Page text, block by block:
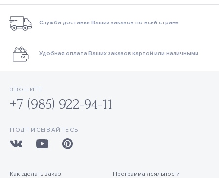
Служба доставки Ваших заказов по всей стране
Удобная оплата Ваших заказов картой или наличными
ЗВОНИТЕ
+7 (985) 922-94-11
ПОДПИСЫВАЙТЕСЬ
Как сделать заказ
Программа лояльности